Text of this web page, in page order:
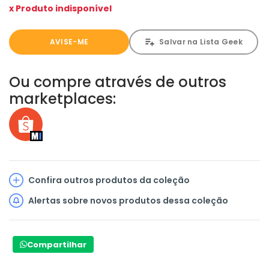
x Produto indisponível
AVISE-ME Salvar na Lista Geek
Ou compre através de outros
marketplaces:
Confira outros produtos da coleção
Alertas sobre novos produtos dessa coleção
Compartilhar